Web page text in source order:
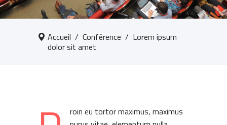
Accueil / Conférence / Lorem ipsum
dolor sit amet
roin eu tortor maximus, maximus